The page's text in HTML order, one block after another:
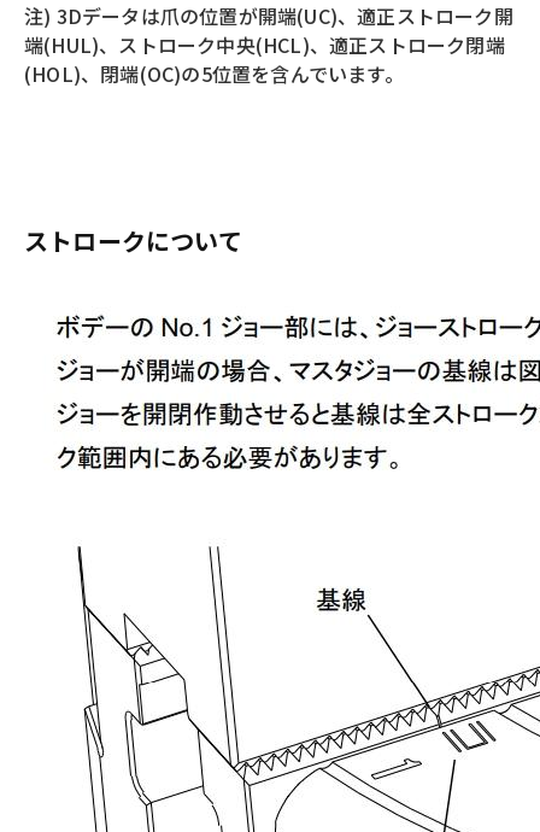
注) 3Dデータは爪の位置が開端(UC)、適正ストローク開
端(HUL)、ストローク中央(HCL)、適正ストローク閉端
(HOL)、閉端(OC)の5位置を含んでいます。
ストロークについて